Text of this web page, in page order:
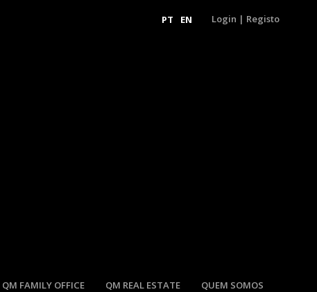
PT EN Login | Registo
QM FAMILY OFFICE QM REAL ESTATE QUEM SOMOS